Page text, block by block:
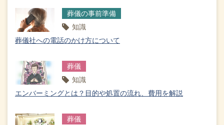
葬儀の事前準備
知識
葬儀社への電話のかけ方について
葬儀
知識
エンバーミングとは？目的や処置の流れ、費用を解説
葬儀